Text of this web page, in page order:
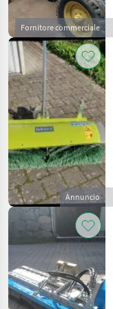
Fornitore commerciale
Annuncio